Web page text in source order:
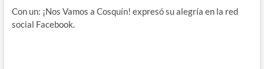
Con un: ¡Nos Vamos a Cosquín! expresó su alegría en la red
social Facebook.